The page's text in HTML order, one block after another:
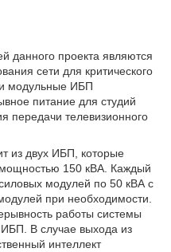
данного проекта являются
сети для критического
модульные ИБП
питание для студий
передачи телевизионного
из двух ИБП, которые
150 кВА. Каждый
модулей по 50 кВА с
при необходимости.
работы системы
В случае выхода из
интеллект